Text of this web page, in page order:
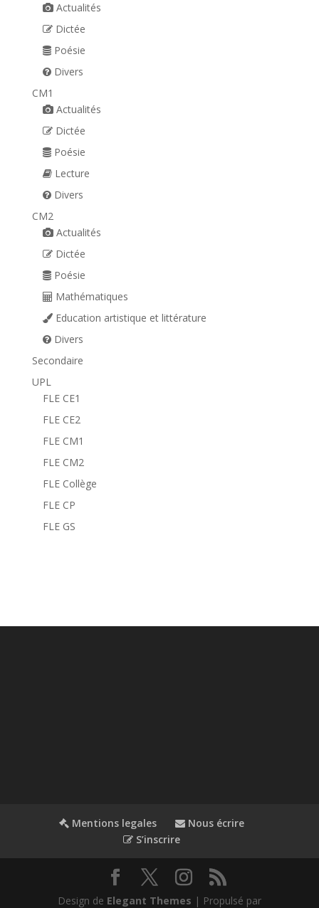
Actualités
Dictée
Poésie
Divers
CM1
Actualités
Dictée
Poésie
Lecture
Divers
CM2
Actualités
Dictée
Poésie
Mathématiques
Education artistique et littérature
Divers
Secondaire
UPL
FLE CE1
FLE CE2
FLE CM1
FLE CM2
FLE Collège
FLE CP
FLE GS
Mentions legales
Nous écrire
S’inscrire
Design de Elegant Themes | Propulsé par